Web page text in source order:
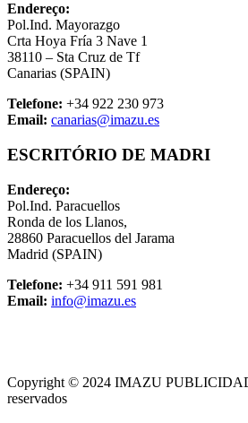
Endereço:
Pol.Ind. Mayorazgo
Crta Hoya Fría 3 Nave 1
38110 – Sta Cruz de Tf
Canarias (SPAIN)
Telefone: +34 922 230 973
Email: canarias@imazu.es
ESCRITÓRIO DE MADRI
Endereço:
Pol.Ind. Paracuellos
Ronda de los Llanos,
28860 Paracuellos del Jarama
Madrid (SPAIN)
Telefone: +34 911 591 981
Email: info@imazu.es
Copyright © 2024 IMAZU
reservados